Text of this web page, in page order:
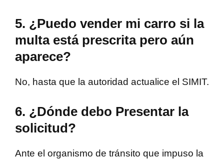
5. ¿Puedo vender mi carro si la
multa está prescrita pero aún
aparece?
No, hasta que la autoridad actualice el SIMIT.
6. ¿Dónde debo Presentar la
solicitud?
Ante el organismo de tránsito que impuso la